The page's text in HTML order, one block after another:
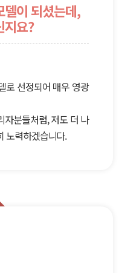
델이 되셨는데,
지요?
로 선정되어 매우 영광
자분들처럼, 저도 더 나
노력하겠습니다.